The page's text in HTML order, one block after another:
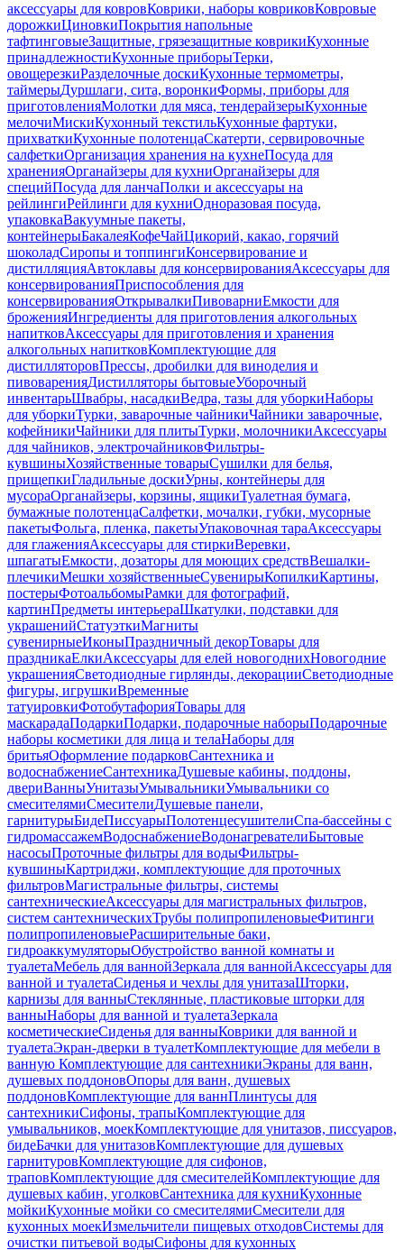
аксессуары для ковровКоврики, наборы ковриковКовровые
дорожкиЦиновкиПокрытия напольные
тафтинговыеЗащитные, грязезащитные коврикиКухонные
принадлежностиКухонные приборыТерки,
овощерезкиРазделочные доскиКухонные термометры,
таймерыДуршлаги, сита, воронкиФормы, приборы для
приготовленияМолотки для мяса, тендерайзерыКухонные
мелочиМискиКухонный текстильКухонные фартуки,
прихваткиКухонные полотенцаСкатерти, сервировочные
салфеткиОрганизация хранения на кухнеПосуда для
храненияОрганайзеры для кухниОрганайзеры для
специйПосуда для ланчаПолки и аксессуары на
рейлингиРейлинги для кухниОдноразовая посуда,
упаковкаВакуумные пакеты,
контейнерыБакалеяКофеЧайЦикорий, какао, горячий
шоколадСиропы и топпингиКонсервирование и
дистилляцияАвтоклавы для консервированияАксессуары для
консервированияПриспособления для
консервированияОткрывалкиПивоварниЕмкости для
броженияИнгредиенты для приготовления алкогольных
напитковАксессуары для приготовления и хранения
алкогольных напитковКомплектующие для
дистилляторовПрессы, дробилки для виноделия и
пивоваренияДистилляторы бытовыеУборочный
инвентарьШвабры, насадкиВедра, тазы для уборкиНаборы
для уборкиТурки, заварочные чайникиЧайники заварочные,
кофейникиЧайники для плитыТурки, молочникиАксессуары
для чайников, электрочайниковФильтры-
кувшиныХозяйственные товарыСушилки для белья,
прищепкиГладильные доскиУрны, контейнеры для
мусораОрганайзеры, корзины, ящикиТуалетная бумага,
бумажные полотенцаСалфетки, мочалки, губки, мусорные
пакетыФольга, пленка, пакетыУпаковочная тараАксессуары
для глаженияАксессуары для стиркиВеревки,
шпагатыЕмкости, дозаторы для моющих средствВешалки-
плечикиМешки хозяйственныеСувенирыКопилкиКартины,
постерыФотоальбомыРамки для фотографий,
картинПредметы интерьераШкатулки, подставки для
украшенийСтатуэткиМагниты
сувенирныеИконыПраздничный декорТовары для
праздникаЕлкиАксессуары для елей новогоднихНовогодние
украшенияСветодиодные гирлянды, декорацииСветодиодные
фигуры, игрушкиВременные
татуировкиФотобутафорияТовары для
маскарадаПодаркиПодарки, подарочные наборыПодарочные
наборы косметики для лица и телаНаборы для
бритьяОформление подарковСантехника и
водоснабжениеСантехникаДушевые кабины, поддоны,
двериВанныУнитазыУмывальникиУмывальники со
смесителямиСмесителиДушевые панели,
гарнитурыБидеПиссуарыПолотенцесушителиСпа-бассейны с
гидромассажемВодоснабжениеВодонагревателиБытовые
насосыПроточные фильтры для водыФильтры-
кувшиныКартриджи, комплектующие для проточных
фильтровМагистральные фильтры, системы
сантехническиеАксессуары для магистральных фильтров,
систем сантехническихТрубы полипропиленовыеФитинги
полипропиленовыеРасширительные баки,
гидроаккумуляторыОбустройство ванной комнаты и
туалетаМебель для ваннойЗеркала для ваннойАксессуары для
ванной и туалетаСиденья и чехлы для унитазаШторки,
карнизы для ванныСтеклянные, пластиковые шторки для
ванныНаборы для ванной и туалетаЗеркала
косметическиеСиденья для ванныКоврики для ванной и
туалетаЭкран-дверки в туалетКомплектующие для мебели в
ванную Комплектующие для сантехникиЭкраны для ванн,
душевых поддоновОпоры для ванн, душевых
поддоновКомплектующие для ваннПлинтусы для
сантехникиСифоны, трапыКомплектующие для
умывальников, моекКомплектующие для унитазов, писсуаров,
бидеБачки для унитазовКомплектующие для душевых
гарнитуровКомплектующие для сифонов,
траповКомплектующие для смесителейКомплектующие для
душевых кабин, уголковСантехника для кухниКухонные
мойкиКухонные мойки со смесителямиСмесители для
кухонных моекИзмельчители пищевых отходовСистемы для
очистки питьевой водыСифоны для кухонных